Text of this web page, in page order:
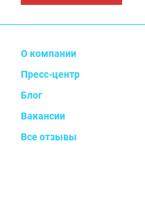
О компании
Пресс-центр
Блог
Вакансии
Все отзывы